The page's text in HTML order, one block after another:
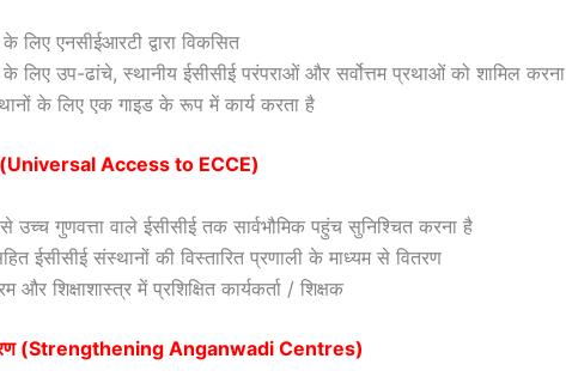
एनसीईआरटी द्वारा विकसित
उप-ढांचे, स्थानीय ईसीसीई परंपराओं और सर्वोत्तम प्रथाओं को शामिल करना
के लिए एक गाइड के रूप में कार्य करता है
(Universal Access to ECCE)
उच्च गुणवत्ता वाले ईसीसीई तक सार्वभौमिक पहुंच सुनिश्चित करना है
ईसीसीई संस्थानों की विस्तारित प्रणाली के माध्यम से वितरण
शिक्षाशास्त्र में प्रशिक्षित कार्यकर्ता / शिक्षक
(Strengthening Anganwadi Centres)